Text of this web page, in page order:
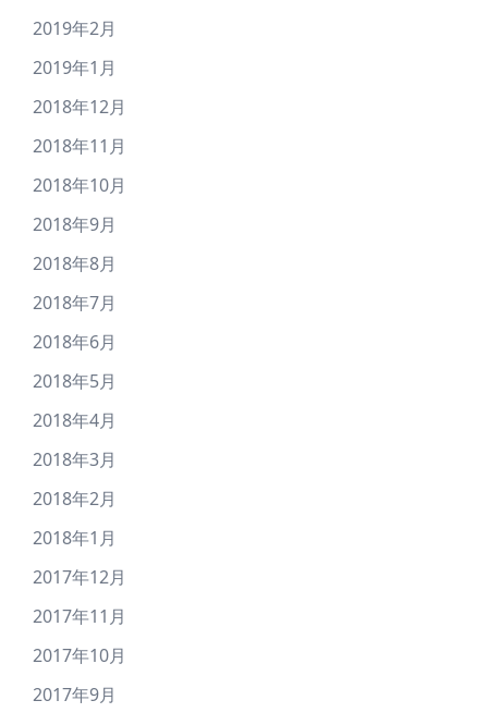
2019年2月
2019年1月
2018年12月
2018年11月
2018年10月
2018年9月
2018年8月
2018年7月
2018年6月
2018年5月
2018年4月
2018年3月
2018年2月
2018年1月
2017年12月
2017年11月
2017年10月
2017年9月